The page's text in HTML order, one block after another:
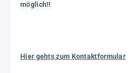
möglich!!
Hier gehts zum Kontaktformular